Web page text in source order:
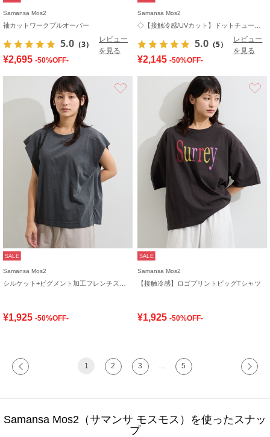
Samansa Mos2
袖カットワークプルオーバー
5.0 （3）
レビュー
を見る
¥2,695 -50%OFF-
Samansa Mos2
5.0 （5）
レビュー
を見る
¥2,145 -50%OFF-
SALE
Samansa Mos2
¥1,925 -50%OFF-
SALE
Samansa Mos2
【接触冷感】ロゴプリントビッグTシャツ
¥1,925 -50%OFF-
1 2 3 5
Samansa Mos2（サマンサ モスモス）を使ったスナッ
プ